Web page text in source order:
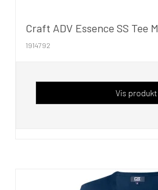
Craft ADV Essence SS Tee M
1914792
Vis produkt